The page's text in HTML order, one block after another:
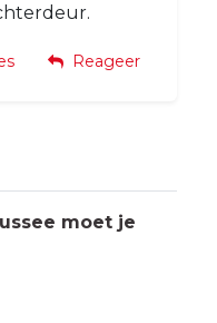
Reageer
moet je